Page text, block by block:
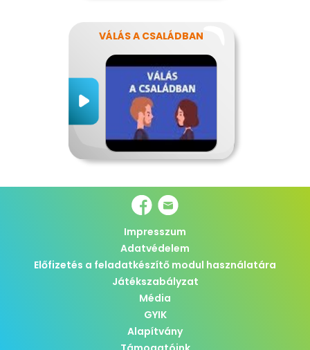
VÁLÁS A CSALÁDBAN
Impresszum
Adatvédelem
Előfizetés a feladatkészítő modul használatára
Játékszabályzat
Média
GYIK
Alapítvány